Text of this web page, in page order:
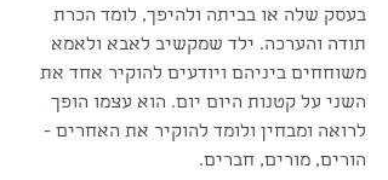
בעסק שלה או בביתה ולהיפך, לומד הכרת
תודה והערכה. ילד שמקשיב לאבא ולאמא
משוחחים ביניהם ויודעים להוקיר אחד את
השני על קטנות היום יום. הוא עצמו הופך
לרואה ומבחין ולומד להוקיר את האחרים -
הורים, מורים, חברים.